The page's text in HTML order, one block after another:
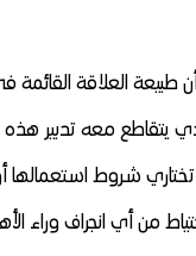
طبيعة العلاقة القائمة
يتقاطع معه تدبير
شروط استعمالها
من أي انجراف